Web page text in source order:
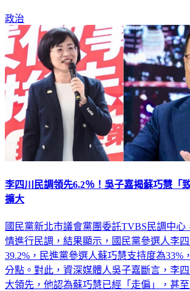
政治
李四川民調領先6.2％！吳子嘉揭蘇巧慧「
擴大
國民黨新北市議會黨團委託TVBS民調中心
情進行民調，結果顯示，國民黨參選人李
39.2%，民進黨參選人蘇巧慧支持度為33%
分點。對此，資深媒體人吳子嘉斷言，李
大領先，他認為蘇巧慧已經「走偏」，甚